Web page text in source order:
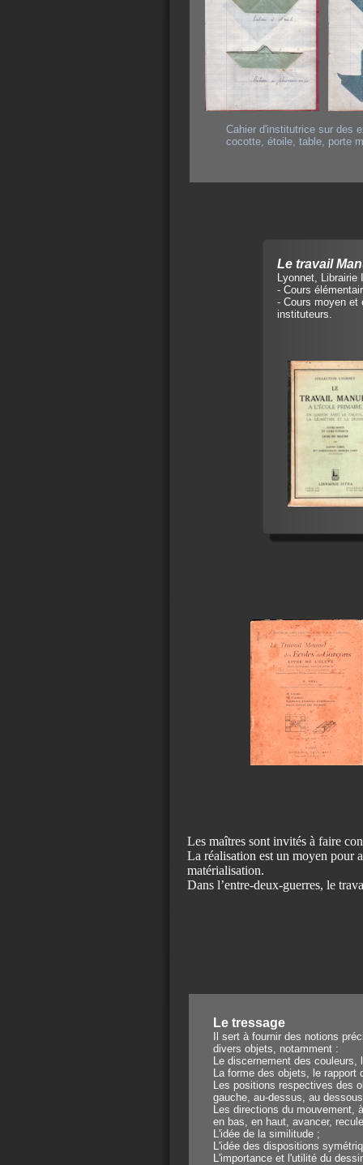
Le travail
Lyonnet, Librairie
- Cours
- Cours moyen et
instituteurs.
Les maîtres sont invités à faire
La réalisation est un moyen pour
matérialisation.
Dans l’entre-deux-guerres, le
Cahier d'institutrice sur des
cocotte, étoile, table, porte
Le tressage
Il sert à fournir des notions
divers objets, notamment :
Le discernement des couleurs,
La forme des objets, le rapport
Les positions respectives des
gauche, au-dessus, au
Les directions du mouvement,
en bas, en haut, avancer,
L'idée de la similitude ;
L'idée des dispositions
L'importance et l'utilité du